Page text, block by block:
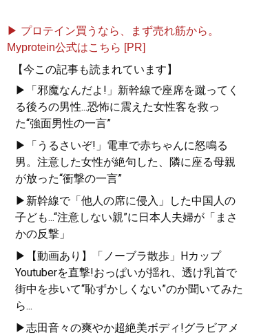
▶ プロテイン買うなら、まず売れ筋から。
Myprotein公式はこちら [PR]
【今この記事も読まれています】
▶「邪魔なんだよ!」新幹線で座席を蹴ってく
る後ろの男性...恐怖に震えた女性客を救っ
た“強面男性の一言”
▶「うるさいぞ!」電車で赤ちゃんに怒鳴る
男。注意した女性が絶句した、隣に座る母親
が放った“衝撃の一言”
▶新幹線で「他人の席に侵入」した中国人の
子ども...“注意しない親”に日本人夫婦が「まさ
かの反撃」
▶【動画あり】「ノーブラ散歩」Hカップ
Youtuberを直撃!おっぱいが揺れ、透け乳首で
街中を歩いて“恥ずかしくない”のか聞いてみた
ら...
▶志田音々の爽やか超絶美ボディ!グラビアメ